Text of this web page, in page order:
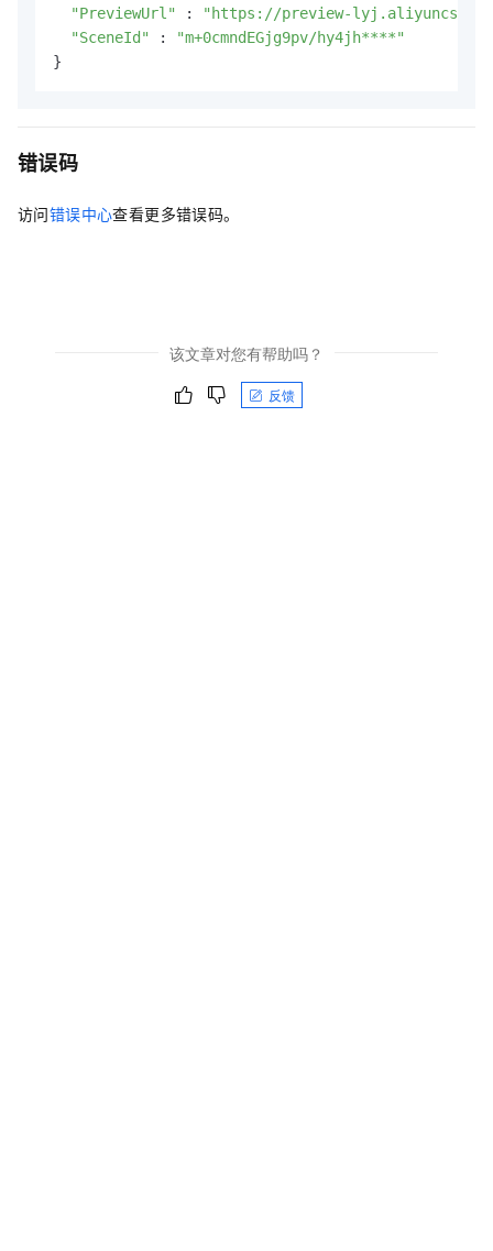
"PreviewUrl"
:
"https://preview-
"SceneId"
:
"m+0cmndEGjg9pv/hy4jh****"
}
错误码
访问错误中心查看更多错误码。
该文章对您有帮助吗？
反馈